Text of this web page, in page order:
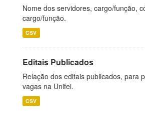
Nome dos servidores, cargo/função,
cargo/função.
CSV
Editais Publicados
Relação dos editais publicados, para
vagas na Unifei.
CSV